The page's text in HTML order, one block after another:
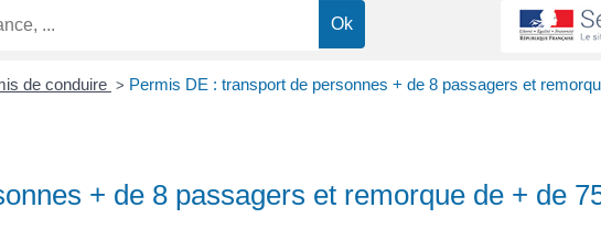
de conduire > Permis DE : transport de personnes + de 8 passagers et
+ de 8 passagers et remorque de + de